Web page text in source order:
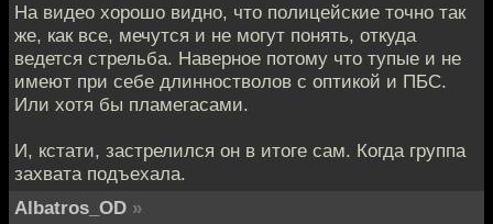
На видео хорошо видно, что полицейские точно так
же, как все, мечутся и не могут понять, откуда
ведется стрельба. Наверное потому что тупые и не
имеют при себе длинностволов с оптикой и ПБС.
Или хотя бы пламегасами.
И, кстати, застрелился он в итоге сам. Когда группа
захвата подъехала.
Albatros_OD »